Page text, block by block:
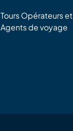
Tours Opérateurs et
Agents de voyage